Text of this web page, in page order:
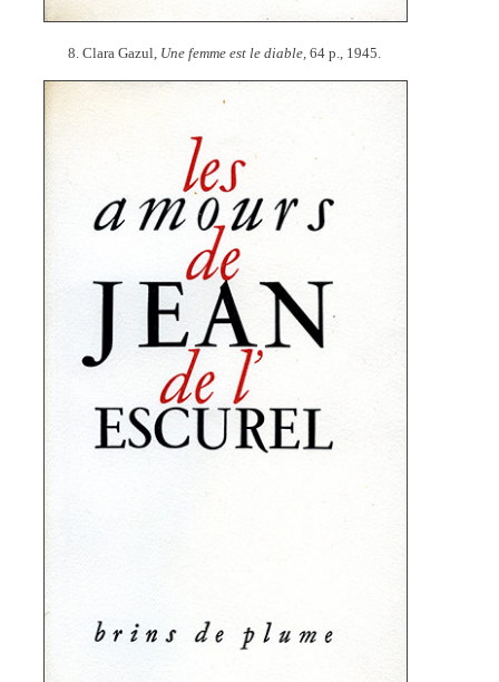
8. Clara Gazul, Une femme est le diable, 64 p., 1945.